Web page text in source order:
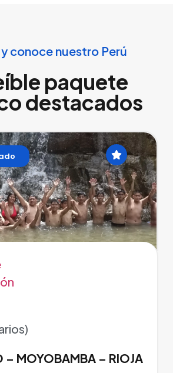
conoce nuestro Perú
paquete
destacados
– MOYOBAMBA – RIOJA